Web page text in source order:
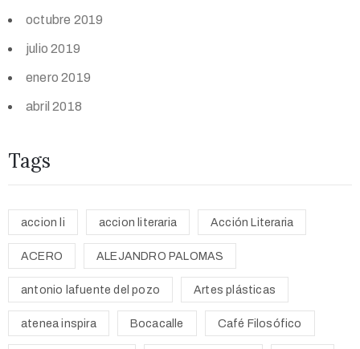
octubre 2019
julio 2019
enero 2019
abril 2018
Tags
accion li accion literaria Acción Literaria
ACERO ALEJANDRO PALOMAS
antonio lafuente del pozo Artes plásticas
atenea inspira Bocacalle Café Filosófico